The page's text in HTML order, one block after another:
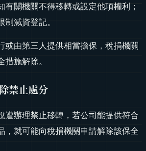
有關機關不得移轉或設定他項權利；
減資登記。
或由第三人提供相當擔保，稅捐機關
施解除。
禁止處分
遭辦理禁止移轉，若公司能提供符合
，就可能向稅捐機關申請解除該保全